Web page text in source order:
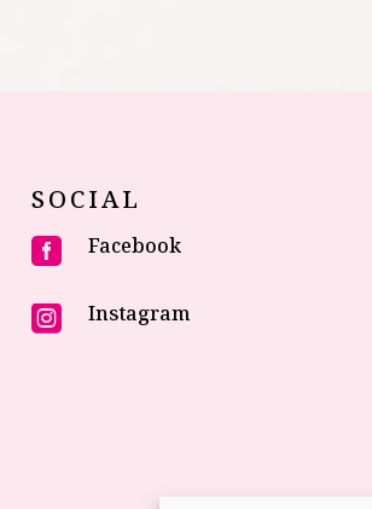
SOCIAL
 Facebook
 Instagram